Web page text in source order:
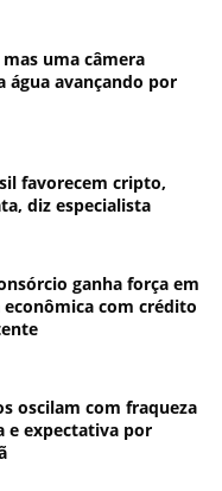
uma câmera
água avançando por
favorecem cripto,
diz especialista
ganha força em
com crédito
oscilam com fraqueza
e expectativa por